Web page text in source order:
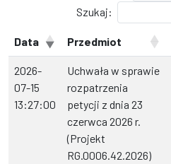
Szukaj:
Data Przedmiot
2026-
07-15
13:27:00
Uchwała w sprawie
rozpatrzenia
petycji z dnia 23
czerwca 2026 r.
(Projekt
RG.0006.42.2026)